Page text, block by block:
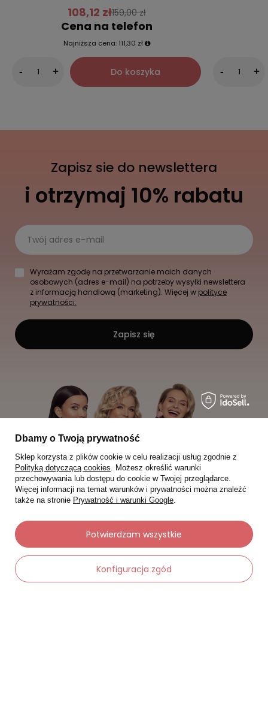
108,12 zł159,00 zł
Cena na telefon
Najniższa cena: 111,30 zł
- + Do koszyka - +
Zapisz sie do newslettera
i otrzymaj 10% rabatu
Twój adres e-mail
Wyrażam zgodę na przetwarzanie moich danych
osobowych (adres e-mail) na potrzeby wysyłki newslettera
z informacją handlową (marketing). Więcej w polityce
prywatności.
Zapisz się
Moje zamówienia
Status zamówienia
Dbamy o Twoją prywatność
Sklep korzysta z plików cookie w celu realizacji usług zgodnie z
Polityką dotyczącą cookies. Możesz określić warunki
przechowywania lub dostępu do cookie w Twojej przeglądarce.
Więcej informacji na temat warunków i prywatności można znaleźć
także na stronie Prywatność i warunki Google.
Konfiguracja zgód
Potwierdzam wszystkie